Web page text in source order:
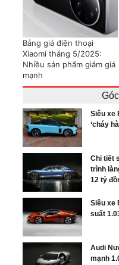
Bảng giá điện thoại
Xiaomi tháng 5/2025:
Nhiều sản phẩm giảm giá
mạnh
Siêu xe
‘cháy
Chi tiết
trình
12 tỷ
Siêu xe
suất
Audi
mạnh